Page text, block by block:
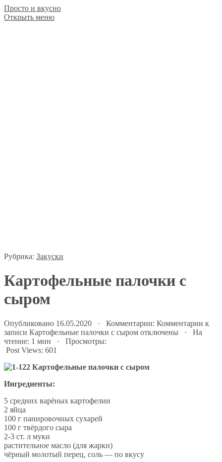
Просто и вкусно
Открыть меню
Рубрика: Закуски
Картофельные палочки с
сыром
Опубликовано 16.05.2020 · Комментарии: Комментарии к
записи Картофельные палочки с сыром отключены · На
чтение: 1 мин · Просмотры:
Post Views: 601
Ингредиенты:
5 средних варёных картофелин
2 яйца
100 г панировочных сухарей
100 г твёрдого сыра
2-3 ст. л муки
растительное масло (для жарки)
чёрный молотый перец, соль — по вкусу